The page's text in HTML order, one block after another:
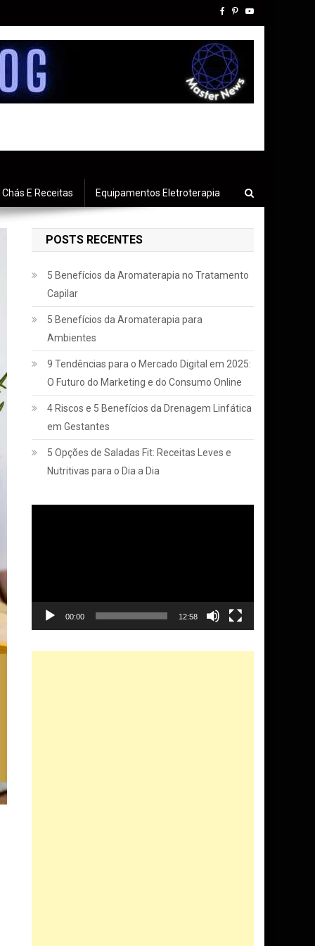
Chás E Receitas Equipamentos Eletroterapia
POSTS RECENTES
5 Benefícios da Aromaterapia no Tratamento
Capilar
5 Benefícios da Aromaterapia para
Ambientes
9 Tendências para o Mercado Digital em 2025:
O Futuro do Marketing e do Consumo Online
4 Riscos e 5 Benefícios da Drenagem Linfática
em Gestantes
5 Opções de Saladas Fit: Receitas Leves e
Nutritivas para o Dia a Dia
00:00 12:58